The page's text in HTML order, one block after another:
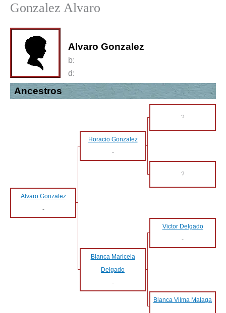
Gonzalez Alvaro
Alvaro Gonzalez
b:
d:
Ancestros
?
Horacio Gonzalez
-
?
Alvaro Gonzalez
-
Victor Delgado
-
Blanca Maricela
Delgado
-
Blanca Vilma Malaga